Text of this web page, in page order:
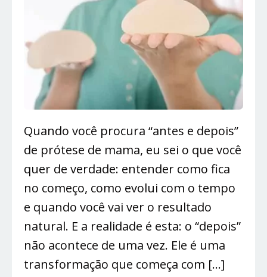
Quando você procura “antes e depois”
de prótese de mama, eu sei o que você
quer de verdade: entender como fica
no começo, como evolui com o tempo
e quando você vai ver o resultado
natural. E a realidade é esta: o “depois”
não acontece de uma vez. Ele é uma
transformação que começa com […]